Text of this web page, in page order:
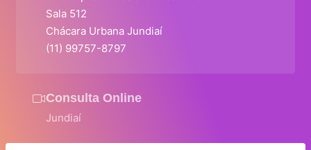
Sala 512
Chácara Urbana Jundiaí
(11) 99757-8797
Consulta Online
Jundiaí